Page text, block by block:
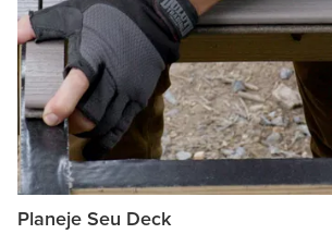
Planeje Seu Deck